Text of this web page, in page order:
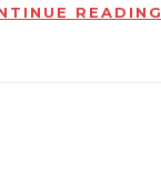
READING